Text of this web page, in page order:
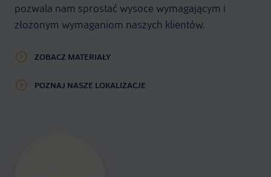
pozwala nam sprostać wysoce wymagającym i
złożonym wymaganiom naszych klientów.
ZOBACZ MATERIAŁY
POZNAJ NASZE LOKALIZACJE